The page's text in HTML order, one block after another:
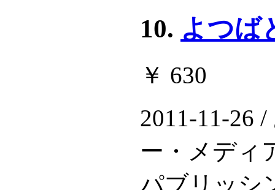
10. よつば
￥ 630
2011-11-26
ー・メディ
パブリッシ